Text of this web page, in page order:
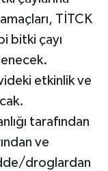
TİTCK
bitki çayı
etkinlik ve
tarafından
ve
droglardan